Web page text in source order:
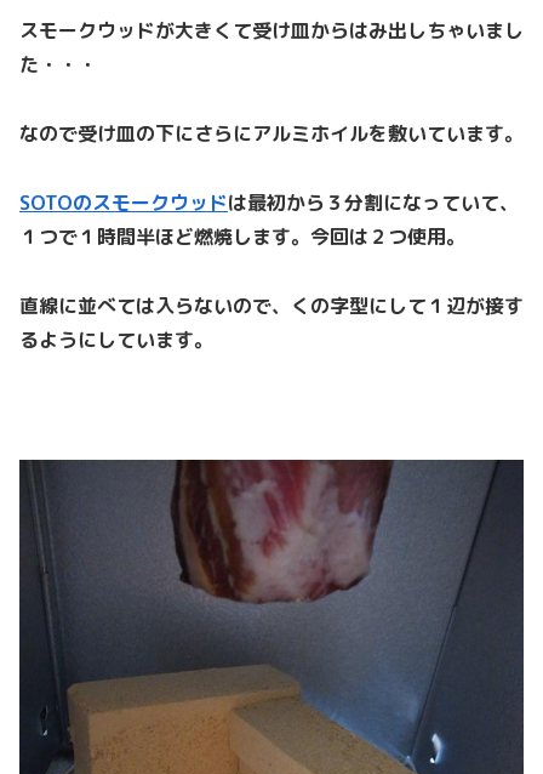
スモークウッドが大きくて受け皿からはみ出しちゃいまし
た・・・
なので受け皿の下にさらにアルミホイルを敷いています。
SOTOのスモークウッドは最初から３分割になっていて、
１つで１時間半ほど燃焼します。今回は２つ使用。
直線に並べては入らないので、くの字型にして１辺が接す
るようにしています。